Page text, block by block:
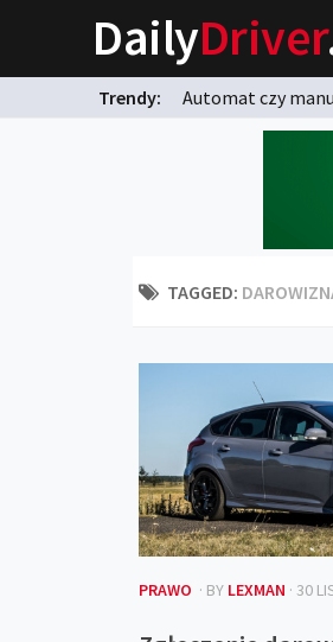
DailyDriver
Trendy: Automat czy
TAGGED:
PRAWO · BY LEXMAN · 30